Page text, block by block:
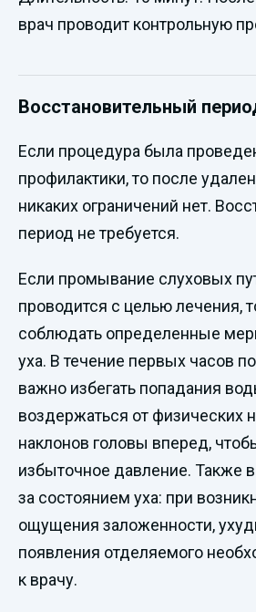
врач проводит контрольную
Восстановительный
Если процедура была
профилактики, то после
никаких ограничений нет.
период не требуется.
Если промывание слуховых
проводится с целью лечения,
соблюдать определенные
уха. В течение первых часов
важно избегать попадания
воздержаться от физических
наклонов головы вперед,
избыточное давление. Также
за состоянием уха: при
ощущения заложенности,
появления отделяемого
к врачу.